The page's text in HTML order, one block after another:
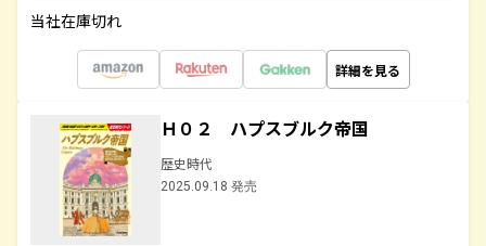
当社在庫切れ
詳細を見る
Ｈ０２ ハプスブルク帝国
歴史時代
2025.09.18 発売